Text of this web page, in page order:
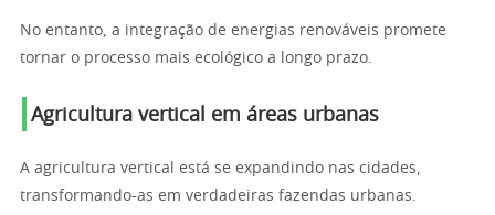
No entanto, a integração de energias renováveis promete
tornar o processo mais ecológico a longo prazo.
Agricultura vertical em áreas urbanas
A agricultura vertical está se expandindo nas cidades,
transformando-as em verdadeiras fazendas urbanas.